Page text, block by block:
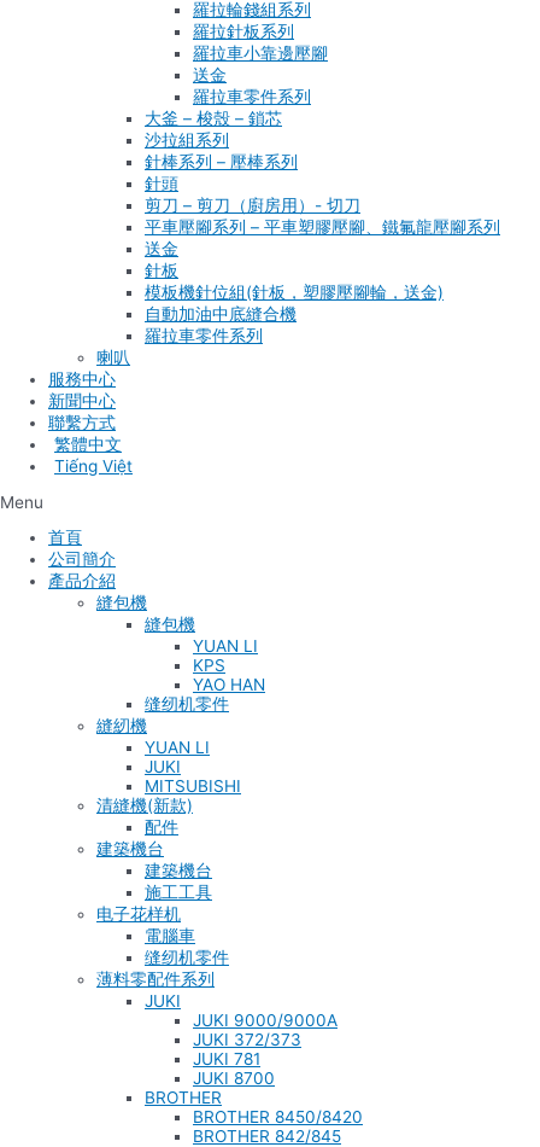
羅拉輪錢組系列
羅拉針板系列
羅拉車小靠邊壓腳
送金
羅拉車零件系列
大釜 – 梭殼 – 鎖芯
沙拉組系列
針棒系列 – 壓棒系列
針頭
剪刀 – 剪刀（廚房用）- 切刀
平車壓腳系列 – 平車塑膠壓腳、鐵氟龍壓腳系列
送金
針板
模板機針位組(針板，塑膠壓腳輪，送金)
自動加油中底縫合機
羅拉車零件系列
喇叭
服務中心
新聞中心
聯繫方式
Tiếng Việt
Menu
首頁
公司簡介
產品介紹
縫包機
縫包機
YUAN LI
KPS
YAO HAN
缝纫机零件
縫紉機
YUAN LI
JUKI
MITSUBISHI
清縫機(新款)
配件
建築機台
建築機台
施工工具
电子花样机
電腦車
缝纫机零件
薄料零配件系列
JUKI
JUKI 9000/9000A
JUKI 372/373
JUKI 781
JUKI 8700
BROTHER
BROTHER 8450/8420
BROTHER 842/845